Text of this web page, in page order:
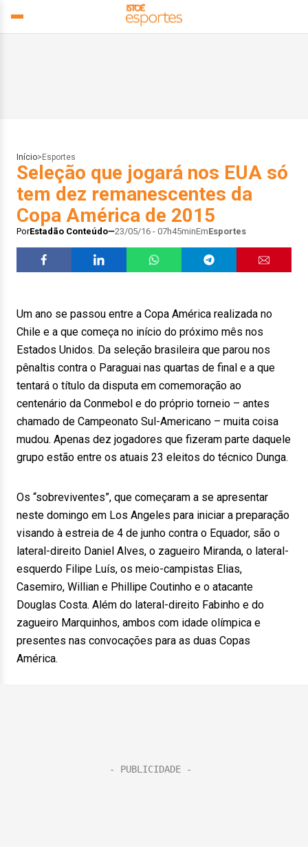
Início> Esportes
Seleção que jogará nos EUA só
tem dez remanescentes da
Copa América de 2015
PorEstadão Conteúdo 23/05/16 - 07h45minEmEsportes
Um ano se passou entre a Copa América realizada no
Chile e a que começa no início do próximo mês nos
Estados Unidos. Da seleção brasileira que parou nos
pênaltis contra o Paraguai nas quartas de final e a que
tentará o título da disputa em comemoração ao
centenário da Conmebol e do próprio torneio – antes
chamado de Campeonato Sul-Americano – muita coisa
mudou. Apenas dez jogadores que fizeram parte daquele
grupo estão entre os atuais 23 eleitos do técnico Dunga.
Os “sobreviventes”, que começaram a se apresentar
neste domingo em Los Angeles para iniciar a preparação
visando à estreia de 4 de junho contra o Equador, são o
lateral-direito Daniel Alves, o zagueiro Miranda, o lateral-
esquerdo Filipe Luís, os meio-campistas Elias,
Casemiro, Willian e Phillipe Coutinho e o atacante
Douglas Costa. Além do lateral-direito Fabinho e do
zagueiro Marquinhos, ambos com idade olímpica e
presentes nas convocações para as duas Copas
América.